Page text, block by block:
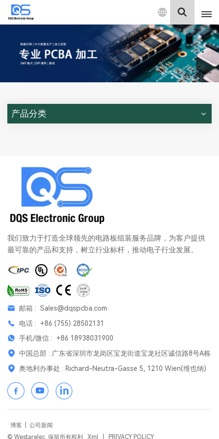
中
文
English
中文
Deutsch
产品分类
我们致力于打造全球领先的电路板组装服务品牌，为客户提供
最可靠的产品和支持，树立行业标杆，推动电子行业发展。
邮箱 : Sales@dqspcba.com
电话 : +86 (755) 28502131
手机/微信 : +86 18938031900
中国总部 : 广东省深圳市龙岗区宝龙街道宝龙社区诚信路8号A栋
奥地利办事处 : Richard-Neutra-Gasse 5, 1210 Wien(维也纳)
博客
公司新闻
© Westarelec. 保留所有权利
Xml PRIVACY POLICY